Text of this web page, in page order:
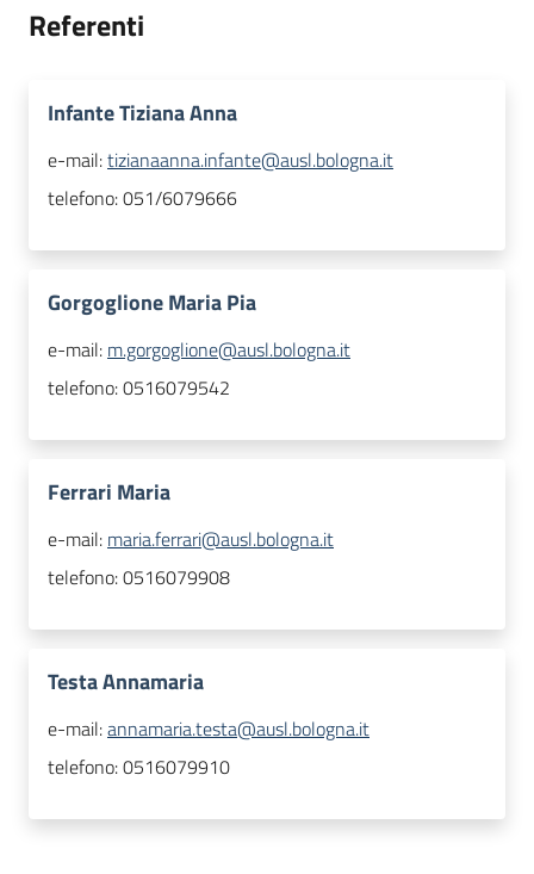
Referenti
Infante Tiziana Anna
e-mail:tizianaanna.infante@ausl.bologna.it
telefono:051/6079666
Gorgoglione Maria Pia
e-mail: m.gorgoglione@ausl.bologna.it
telefono:0516079542
Ferrari Maria
e-mail: maria.ferrari@ausl.bologna.it
telefono:0516079908
Testa Annamaria
e-mail:annamaria.testa@ausl.bologna.it
telefono:0516079910